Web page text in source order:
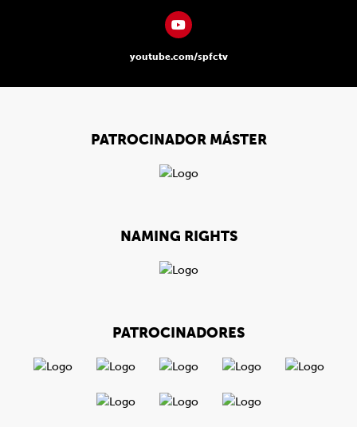
youtube.com/spfctv
PATROCINADOR MÁSTER
NAMING RIGHTS
PATROCINADORES